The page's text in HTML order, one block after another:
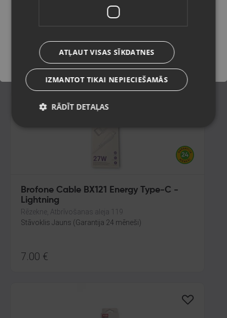
Rēzekne, Atbrīvošanas aleja 119
€
Brofone Cable BX121 Energy Type-C -
Lightning
Rēzekne, Atbrīvošanas aleja 119
Stāvoklis Jauns (Garantija 24 mēneši)
7.00 €
Saglabāt
ATĻAUT VISAS SĪKDATNES
IZMANTOT TIKAI NEPIECIEŠAMĀS
RĀDĪT DETAĻAS